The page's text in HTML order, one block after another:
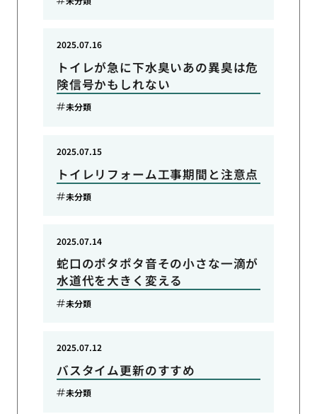
トイレが急に下水臭いあの異臭は危
険信号かもしれない
2025.07.16
未分類
トイレリフォーム工事期間と注意点
2025.07.15
未分類
蛇口のポタポタ音その小さな一滴が
水道代を大きく変える
2025.07.14
未分類
バスタイム更新のすすめ
2025.07.12
未分類